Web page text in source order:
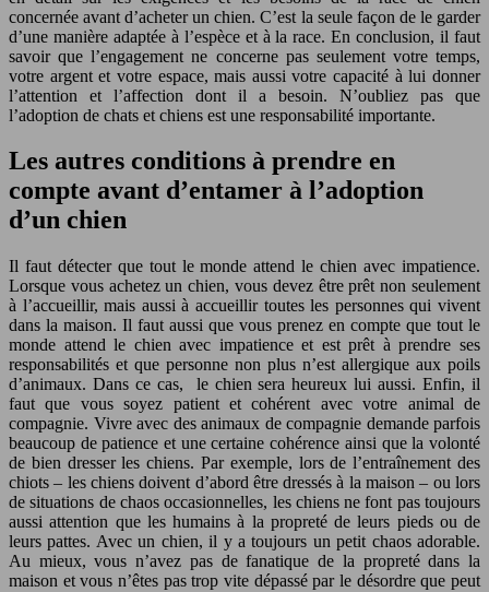
concernée avant d’acheter un chien. C’est la seule façon de le garder
d’une manière adaptée à l’espèce et à la race. En conclusion, il faut
savoir que l’engagement ne concerne pas seulement votre temps,
votre argent et votre espace, mais aussi votre capacité à lui donner
l’attention et l’affection dont il a besoin. N’oubliez pas que
l’adoption de chats et chiens est une responsabilité importante.
Les autres conditions à prendre en
compte avant d’entamer à l’adoption
d’un chien
Il faut détecter que tout le monde attend le chien avec impatience.
Lorsque vous achetez un chien, vous devez être prêt non seulement
à l’accueillir, mais aussi à accueillir toutes les personnes qui vivent
dans la maison. Il faut aussi que vous prenez en compte que tout le
monde attend le chien avec impatience et est prêt à prendre ses
responsabilités et que personne non plus n’est allergique aux poils
d’animaux. Dans ce cas, le chien sera heureux lui aussi. Enfin, il
faut que vous soyez patient et cohérent avec votre animal de
compagnie. Vivre avec des animaux de compagnie demande parfois
beaucoup de patience et une certaine cohérence ainsi que la volonté
de bien dresser les chiens. Par exemple, lors de l’entraînement des
chiots – les chiens doivent d’abord être dressés à la maison – ou lors
de situations de chaos occasionnelles, les chiens ne font pas toujours
aussi attention que les humains à la propreté de leurs pieds ou de
leurs pattes. Avec un chien, il y a toujours un petit chaos adorable.
Au mieux, vous n’avez pas de fanatique de la propreté dans la
maison et vous n’êtes pas trop vite dépassé par le désordre que peut